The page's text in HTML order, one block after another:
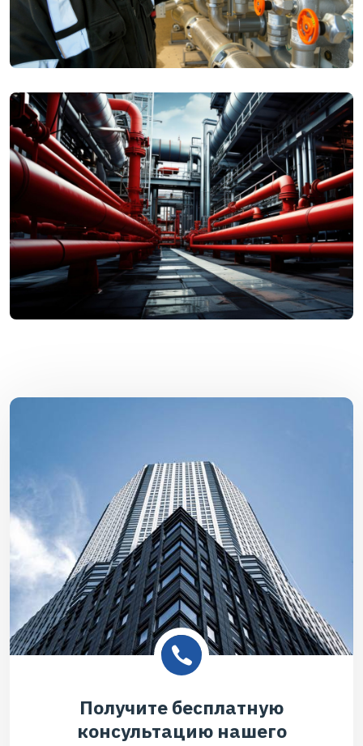
Получите бесплатную
консультацию нашего